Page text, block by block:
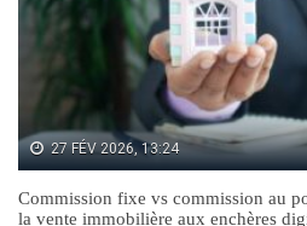
27 FÉV 2026, 13:24
Commission fixe vs commission au
la vente immobilière aux enchères